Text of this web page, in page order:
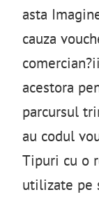
asta
cauza
acestora
parcursul
au codul
Tipuri cu o
utilizate pe